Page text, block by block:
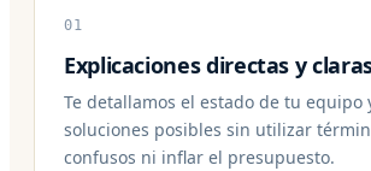
01
Explicaciones directas y
Te detallamos el estado de tu equipo
soluciones posibles sin utilizar
confusos ni inflar el presupuesto.